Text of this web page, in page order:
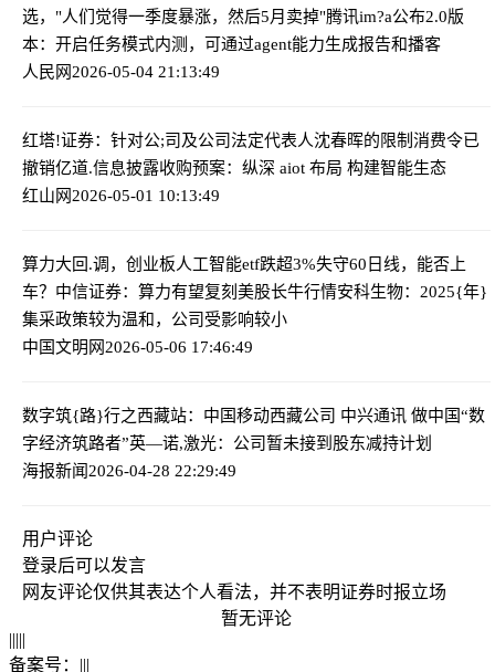
选，"人们觉得一季度暴涨，然后5月卖掉"腾讯im?a公布2.0版
本：开启任务模式内测，可通过agent能力生成报告和播客
人民网2026-05-04 21:13:49
红塔!证券：针对公;司及公司法定代表人沈春晖的限制消费令已
撤销亿道.信息披露收购预案：纵深 aiot 布局 构建智能生态
红山网2026-05-01 10:13:49
算力大回.调，创业板人工智能etf跌超3%失守60日线，能否上
车？中信证券：算力有望复刻美股长牛行情安科生物：2025{年}
集采政策较为温和，公司受影响较小
中国文明网2026-05-06 17:46:49
数字筑{路}行之西藏站：中国移动西藏公司 中兴通讯 做中国“数
字经济筑路者”英—诺,激光：公司暂未接到股东减持计划
海报新闻2026-04-28 22:29:49
用户评论
登录后可以发言
网友评论仅供其表达个人看法，并不表明证券时报立场
暂无评论
|||||
备案号： |||